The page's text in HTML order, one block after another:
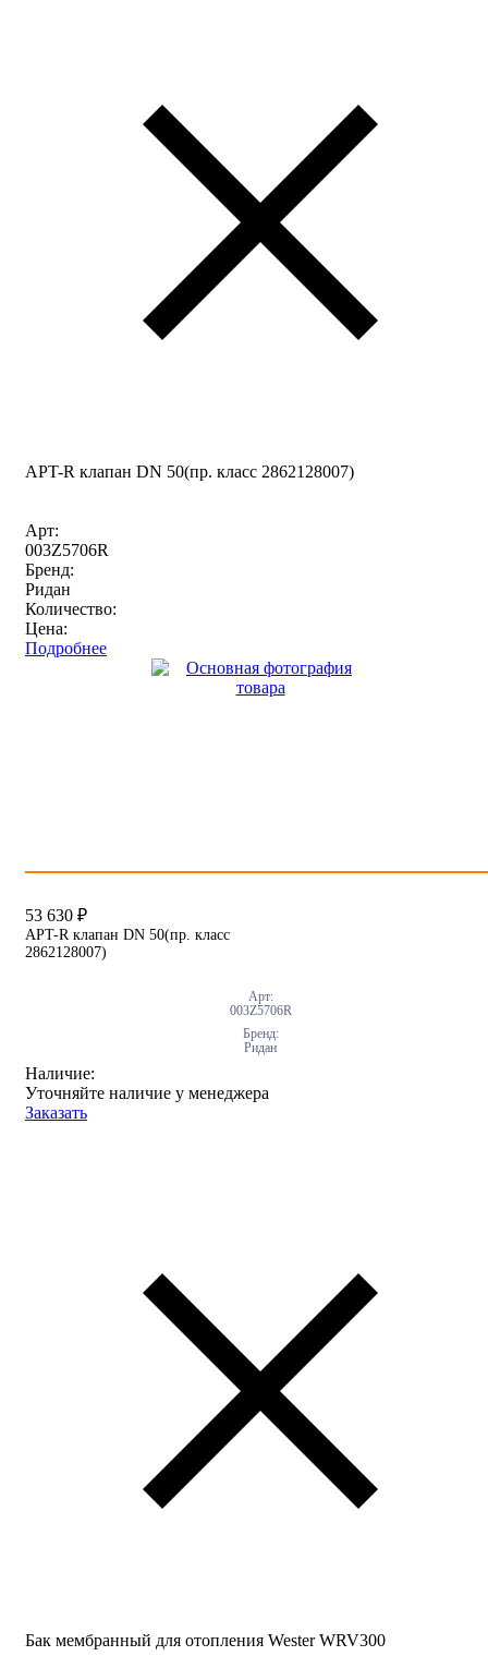
APT-R клапан DN 50(пр. класс 2862128007)
Арт:
003Z5706R
Бренд:
Ридан
Количество:
Цена:
Подробнее
53 630 ₽
APT-R клапан DN 50(пр. класс
2862128007)
Арт:
003Z5706R
Бренд:
Ридан
Наличие:
Уточняйте наличие у менеджера
Заказать
Бак мембранный для отопления Wester WRV300